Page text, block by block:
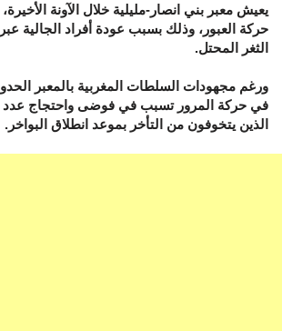
يعيش معبر بني انصار-مليلية خلال الآونة
حركة العبور، وذلك بسبب عودة أفراد الجالية
الثغر المحتل.
ورغم مجهودات السلطات المغربية بالمعبر
في حركة المرور تسبب في فوضى واحتجاج عدد
الذين يتخوفون من التأخر بموعد انطلاق البواخر.